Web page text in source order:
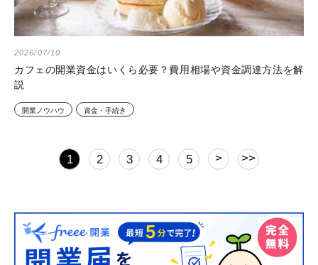
2026/07/10
カフェの開業資金はいくら必要？費用相場や資金調達方法を解
説
開業ノウハウ 資金・手続き
1 2 3 4 5 > >>